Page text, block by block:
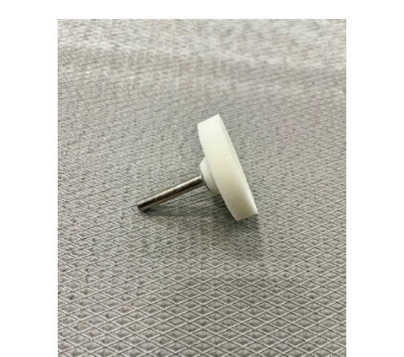
Stavební míchačky
NÁDOBY
Kemping
NÁBYTEK - spojovací materiál a příslušenství
Ploty a pletiva
Úložné boxy na nářadí
Ochranné pomůcky
Keramické brusivo
Brusné keramické kotouče
Brusná keramická tělíska (kotouče na stopce)
válcová